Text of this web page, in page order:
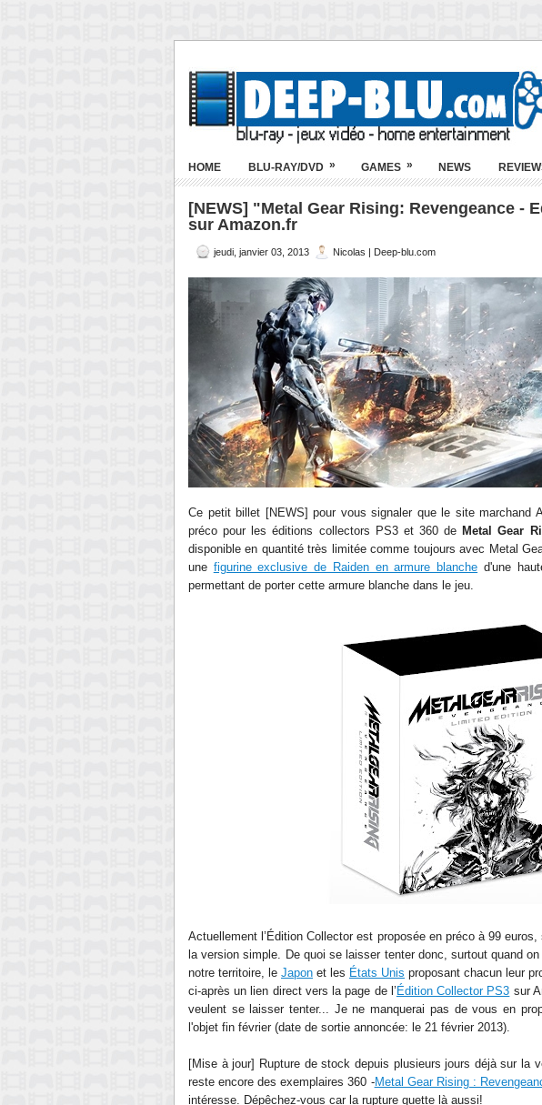
HOME BLU-RAY/DVD » GAMES » NEWS
[NEWS] "Metal Gear Rising: Revengeance -
sur Amazon.fr
jeudi, janvier 03, 2013 Nicolas | Deep-blu.com
Ce petit billet [NEWS] pour vous signaler que le site marchand
préco pour les éditions collectors PS3 et 360 de Metal Gear
disponible en quantité très limitée comme toujours avec Metal
une figurine exclusive de Raiden en armure blanche d'une
permettant de porter cette armure blanche dans le jeu.
Actuellement l’Édition Collector est proposée en préco à 99
la version simple. De quoi se laisser tenter donc, surtout quand
notre territoire, le Japon et les États Unis proposant chacun leur
ci-après un lien direct vers la page de l’ Édition Collector PS3 sur
veulent se laisser tenter... Je ne manquerai pas de vous en
l'objet fin février (date de sortie annoncée: le 21 février 2013).
[Mise à jour] Rupture de stock depuis plusieurs jours déjà sur la
reste encoredes exemplaires 360 -Metal Gear Rising :
intéresse. Dépêchez-vous car la rupture guette là aussi!